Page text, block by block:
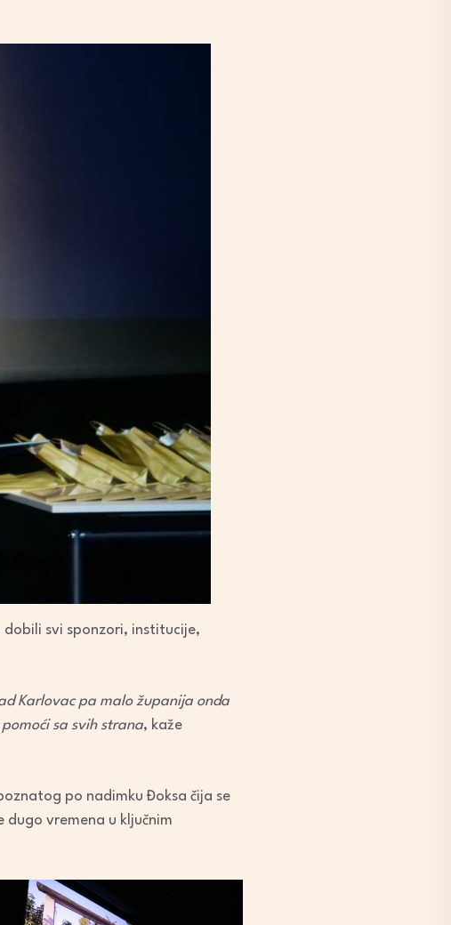
dobili svi sponzori, institucije,
Karlovac pa malo županija onda
sa svih strana, kaže
po nadimku Đoksa čija se
dugo vremena u ključnim